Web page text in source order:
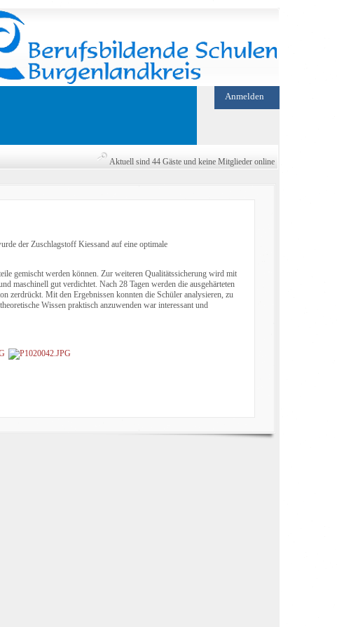
Anmelden
Aktuell sind 44 Gäste und keine Mitglieder online
der Zuschlagstoff Kiessand auf eine optimale
gemischt werden können. Zur weiteren Qualitätssicherung wird mit
maschinell gut verdichtet. Nach 28 Tagen werden die ausgehärteten
zerdrückt. Mit den Ergebnissen konnten die Schüler analysieren, zu
Wissen praktisch anzuwenden war interessant und